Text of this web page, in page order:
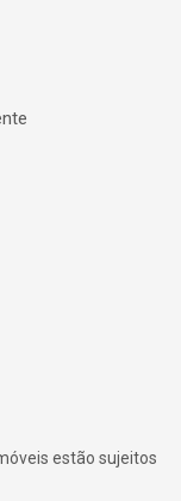
estão sujeitos